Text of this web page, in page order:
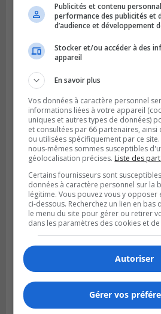
SAINT-HUBERT
Publié le 6 août 2026 à 09h39
Longueuil injecte 1,5 M$
deux stations de
Publicités et contenu
performance des publicités et
d’audience et développement
Stocker et/ou accéder à des
appareil
En savoir plus
Vos données à caractère personnel
informations liées à votre appareil
uniques et autres types de données)
et consultées par 66 partenaires, ainsi
ou utilisées spécifiquement par ce
nous-mêmes sommes susceptibles
géolocalisation précises. Liste des
Certains fournisseurs sont
données à caractère personnel sur la
légitime. Vous pouvez vous y
ci-dessous. Recherchez un lien en bas
le menu du site pour gérer ou retirer
dans les paramètres des cookies et
Autoriser
Gérer vos